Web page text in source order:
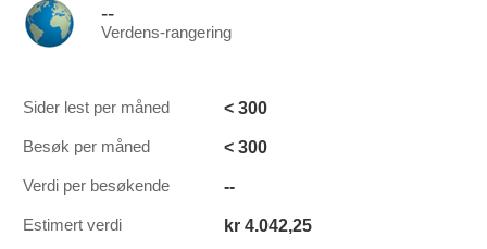
--
Verdens-rangering
Sider lest per måned < 300
Besøk per måned < 300
Verdi per besøkende --
Estimert verdi kr 4.042,25